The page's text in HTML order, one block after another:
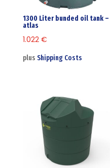
1300 Liter bunded oil tank –
atlas
1.022 €
plus Shipping Costs